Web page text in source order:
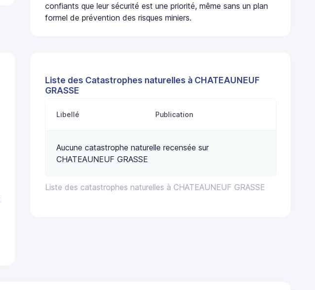
confiants que leur sécurité est une priorité, même sans un plan
formel de prévention des risques miniers.
Liste des Catastrophes naturelles à CHATEAUNEUF
GRASSE
Liste des catastrophes naturelles à CHATEAUNEUF GRASSE
Libellé Publication
Aucune catastrophe naturelle recensée sur
CHATEAUNEUF GRASSE